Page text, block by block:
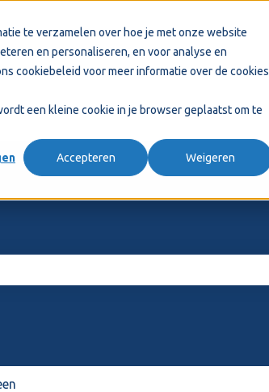
te verzamelen over hoe je met onze website
en personaliseren, en voor analyse en
cookiebeleid voor meer informatie over de cookies
een kleine cookie in je browser geplaatst om te
Accepteren Weigeren